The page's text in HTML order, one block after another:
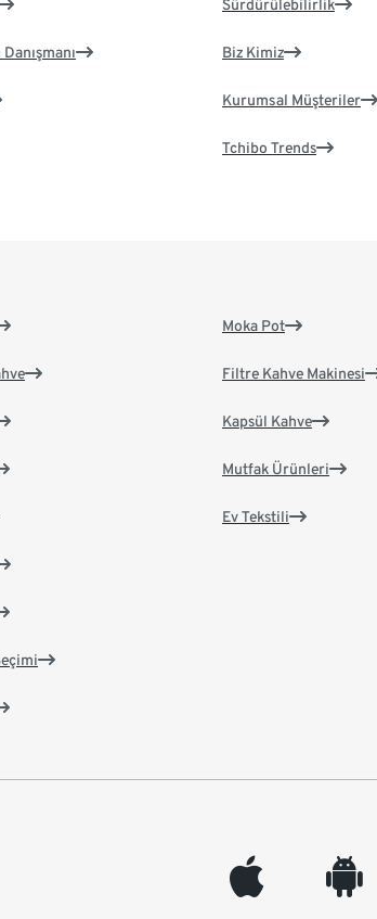
Sürdürülebilirlik
Biz Kimiz
Kurumsal Müşteriler
Tchibo Trends
Moka Pot
Filtre Kahve Makinesi
Kapsül Kahve
Mutfak Ürünleri
Ev Tekstili
appleinc android